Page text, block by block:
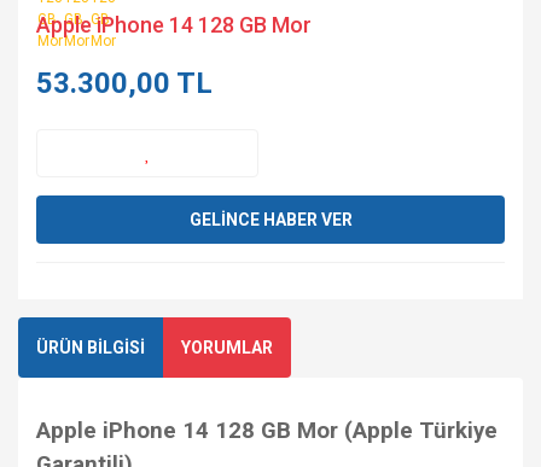
Apple iPhone 14 128 GB Mor
53.300,00 TL
GELİNCE HABER VER
ÜRÜN BİLGİSİ YORUMLAR
Apple iPhone 14 128 GB Mor (Apple Türkiye